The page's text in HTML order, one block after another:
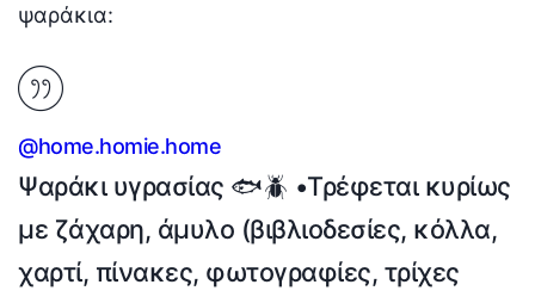
ψαράκια:
@home.homie.home
Ψαράκι υγρασίας 🐟🪲 •Τρέφεται κυρίως
με ζάχαρη, άμυλο (βιβλιοδεσίες, κόλλα,
χαρτί, πίνακες, φωτογραφίες, τρίχες